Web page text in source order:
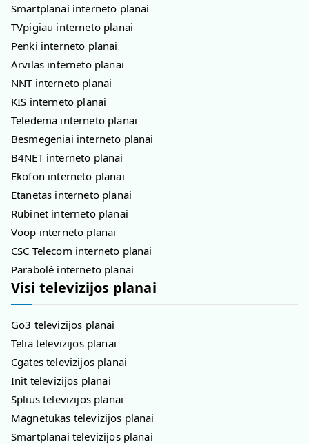
Smartplanai interneto planai
TVpigiau interneto planai
Penki interneto planai
Arvilas interneto planai
NNT interneto planai
KIS interneto planai
Teledema interneto planai
Besmegeniai interneto planai
B4NET interneto planai
Ekofon interneto planai
Etanetas interneto planai
Rubinet interneto planai
Voop interneto planai
CSC Telecom interneto planai
Parabolė interneto planai
Visi televizijos planai
Go3 televizijos planai
Telia televizijos planai
Cgates televizijos planai
Init televizijos planai
Splius televizijos planai
Magnetukas televizijos planai
Smartplanai televizijos planai